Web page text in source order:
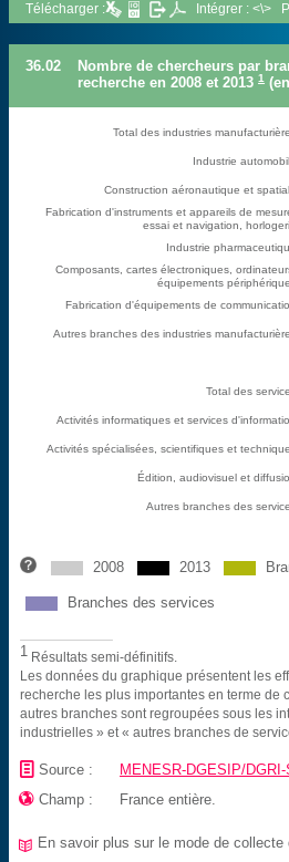
Télécharger : Intégrer : <\>
36.02
Nombre de chercheurs par
recherche en 2008 et 20131 (en
Total des industries
Industrie
Construction aéronautique et
Fabrication d'instruments et appareils de
essai et navigation,
Industrie
Composants, cartes électroniques,
équipements
Fabrication d'équipements de
Autres branches des industries
Total des
Activités informatiques et services
Activités spécialisées, scientifiques et
Édition, audiovisuel et
Autres branches des
2008 2013
Branches des services
1 Résultats semi-définitifs.
Les données du graphique présentent les
recherche les plus importantes en terme de
autres branches sont regroupées sous les
industrielles » et « autres branches de
📄 Source : MENESR-DGESIP/
 Champ : France entière.
📖 En savoir plus sur le mode de collecte